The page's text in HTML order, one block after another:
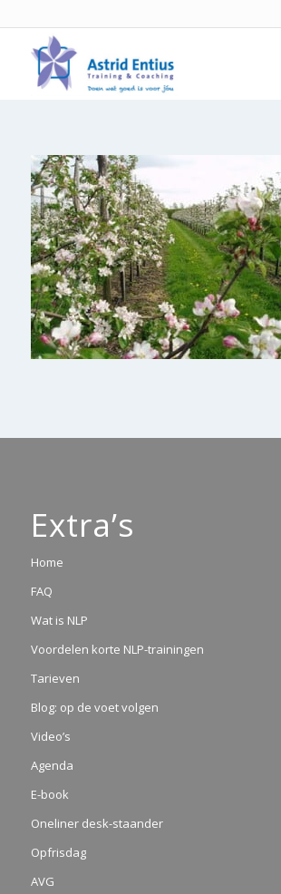
Extra’s
Home
FAQ
Wat is NLP
Voordelen korte NLP-trainingen
Tarieven
Blog: op de voet volgen
Video’s
Agenda
E-book
Oneliner desk-staander
Opfrisdag
AVG